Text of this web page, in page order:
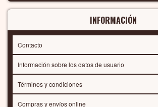
INFORMACIÓN
Contacto
Información sobre los datos de usuario
Términos y condiciones
Compras y envíos online